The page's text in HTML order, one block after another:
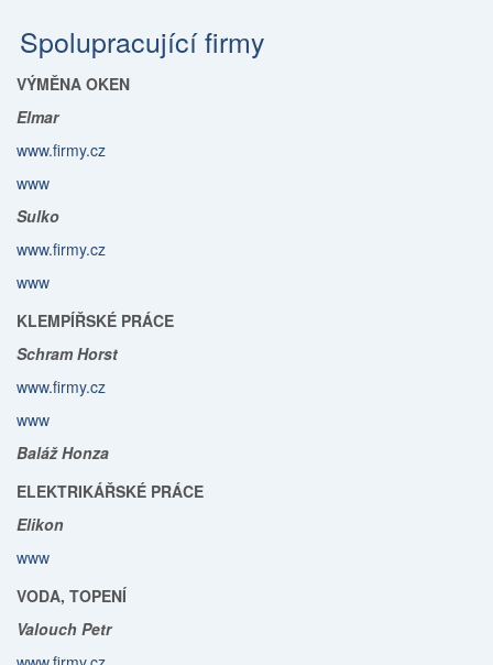
Spolupracující firmy
VÝMĚNA OKEN
Elmar
www.firmy.cz
www
Sulko
www.firmy.cz
www
KLEMPÍŘSKÉ PRÁCE
Schram Horst
www.firmy.cz
www
Baláž Honza
ELEKTRIKÁŘSKÉ PRÁCE
Elikon
www
VODA, TOPENÍ
Valouch Petr